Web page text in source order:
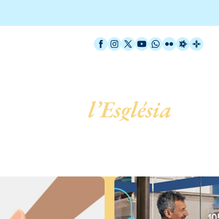
Facebook
Instagram
X / Twitter
YouTube
WhatsApp
FlickrRadio
l’Església